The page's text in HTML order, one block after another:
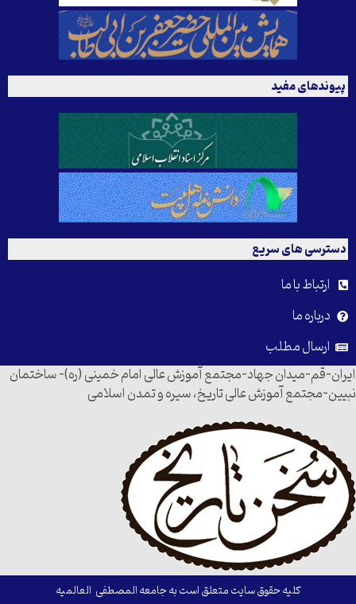
پیوندهای مفید
دسترسی های سریع
ارتباط با ما
درباره ما
ارسال مطلب
ایران-قم-میدان جهاد-مجتمع آموزش عالی امام خمینی (ره)- ساختمان
نبیین-مجتمع آموزش عالی تاریخ، سیره و تمدن اسلامی
کلیه حقوق سایت متعلق است به جامعه المصطفی العالمیه